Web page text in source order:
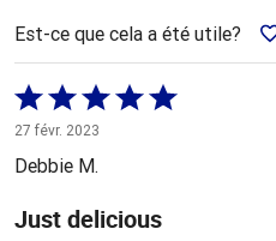
Est-ce que cela a été utile?
Coté
5 sur
5
27 févr. 2023
Debbie M.
Just delicious